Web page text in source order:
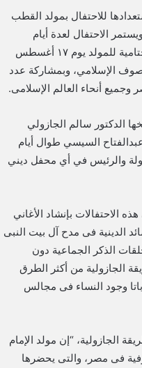
للاحتفال بمولد القطب
الاحتفال لعدة أيام
متواصلة، حيث يتم الاحتفال بالليلة الختامية للمولد يوم ١٧ أغسطس
الإسلامي، وبمشاركة عدد
أنحاء العالم الإسلامى.
الدكتور سالم الجازولي
السيسي طوال أيام
والرئيس في أي محفل ديني
الاحتفالات بإنشاد الأغاني
الدينية فى مدح آل بيت النبى
الذكر الجماعية دون
الجازولية من أكثر الطرق
وجود النساء فى مجالس
الجازولية، “إن مولد الإمام
فى مصر، والتى يحضرها